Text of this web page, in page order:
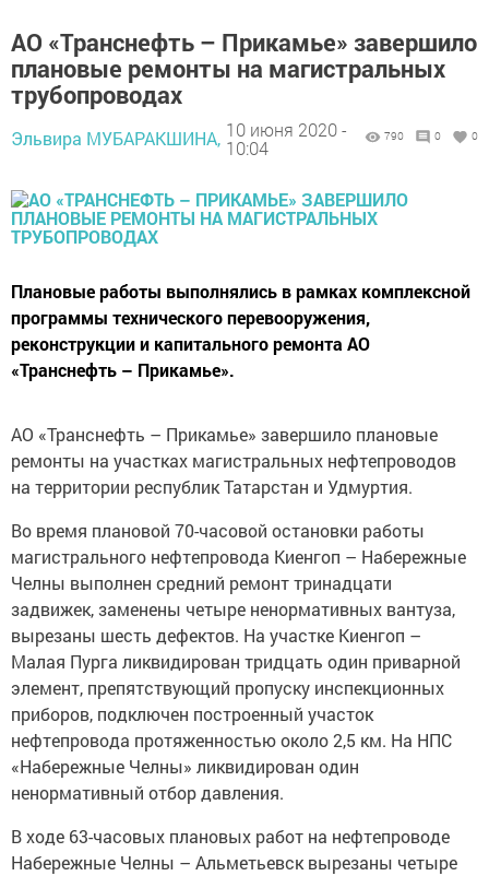
АО «Транснефть – Прикамье» завершило
плановые ремонты на магистральных
трубопроводах
Эльвира МУБАРАКШИНА, 10 июня 2020 -
10:04
790 0 0
Плановые работы выполнялись в рамках комплексной
программы технического перевооружения,
реконструкции и капитального ремонта АО
«Транснефть – Прикамье».
АО «Транснефть – Прикамье» завершило плановые
ремонты на участках магистральных нефтепроводов
на территории республик Татарстан и Удмуртия.
Во время плановой 70-часовой остановки работы
магистрального нефтепровода Киенгоп – Набережные
Челны выполнен средний ремонт тринадцати
задвижек, заменены четыре ненормативных вантуза,
вырезаны шесть дефектов. На участке Киенгоп –
Малая Пурга ликвидирован тридцать один приварной
элемент, препятствующий пропуску инспекционных
приборов, подключен построенный участок
нефтепровода протяженностью около 2,5 км. На НПС
«Набережные Челны» ликвидирован один
ненормативный отбор давления.
В ходе 63-часовых плановых работ на нефтепроводе
Набережные Челны – Альметьевск вырезаны четыре